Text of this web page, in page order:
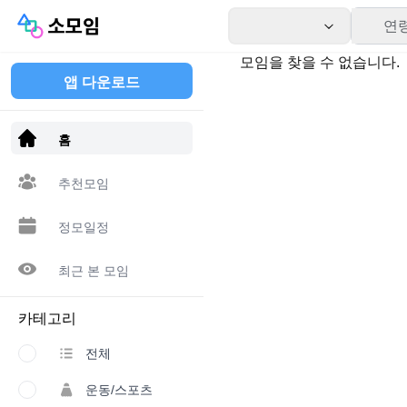
연
앱 다운로드
홈
추천모임
정모일정
최근 본 모임
카테고리
전체
운동/스포츠
모임을 찾을 수 없습니다.